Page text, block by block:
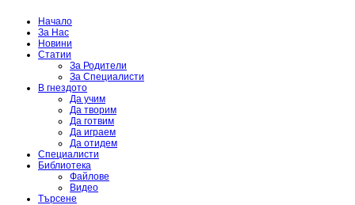
Начало
За Нас
Новини
Статии
За Родители
За Специалисти
В гнездото
Да учим
Да творим
Да готвим
Да играем
Да отидем
Специалисти
Библиотека
Файлове
Видео
Търсене